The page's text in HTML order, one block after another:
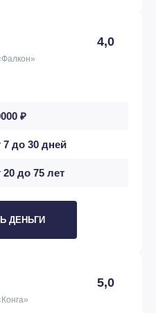
4,0
₽
7 до 30 дней
20 до 75 лет
ДЕНЬГИ
5,0